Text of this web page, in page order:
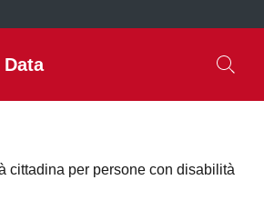
cittadina per persone con disabilità